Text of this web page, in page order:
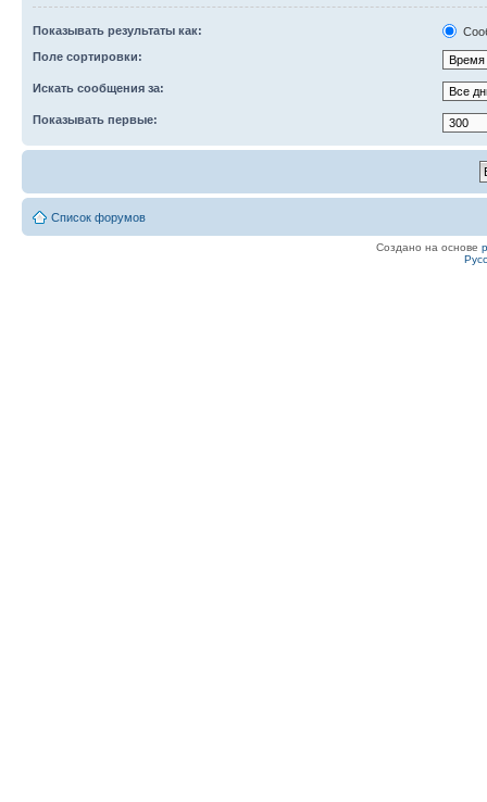
Показывать результаты как:
Поле сортировки:
Искать сообщения за:
Показывать первые:
Список форумов
Создано на основе